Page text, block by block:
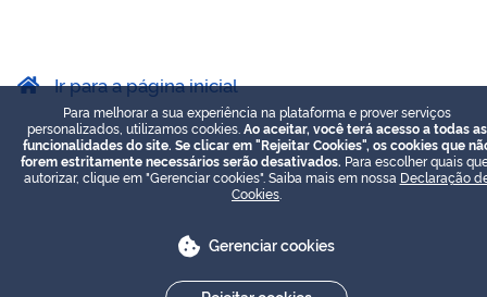
Ir para a página inicial
Para melhorar a sua experiência na plataforma e prover serviços
personalizados, utilizamos cookies. Ao aceitar, você terá acesso a todas as
funcionalidades do site. Se clicar em "Rejeitar Cookies", os cookies que
forem estritamente necessários serão desativados. Para escolher quais
autorizar, clique em "Gerenciar cookies". Saiba mais em nossa Declaração
Cookies
Gerenciar cookies